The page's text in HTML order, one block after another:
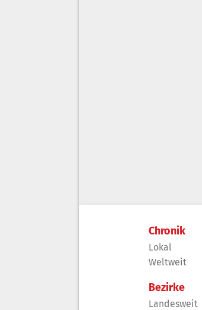
Chronik
Lokal
Weltweit
Bezirke
Landesweit